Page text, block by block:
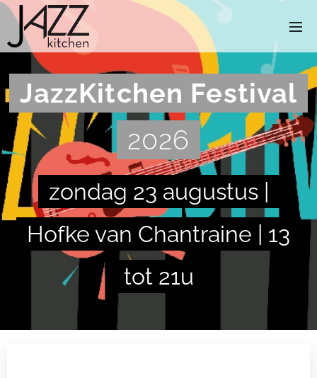
JazzKitchen Festival
2026
zondag 23 augustus |
Hofke van Chantraine | 13
tot 21u